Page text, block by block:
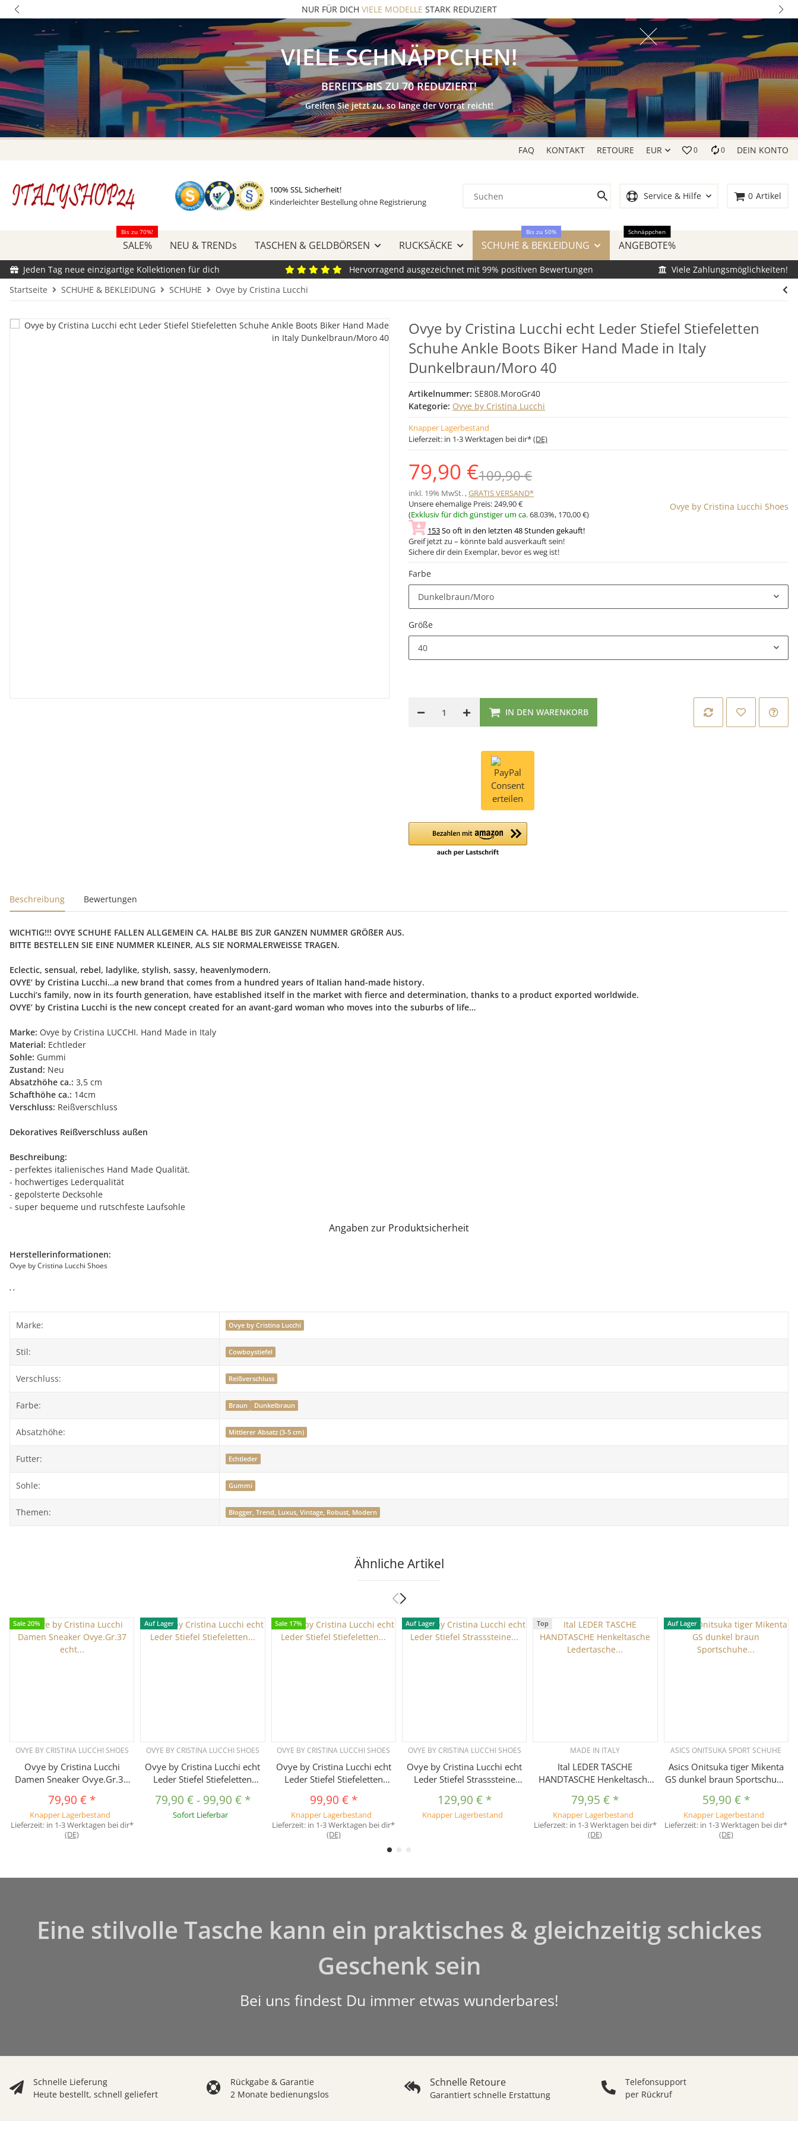
KAUF aufRECHNUNG& AMAZON LOGIN & PAY
VIELE SCHNÄPPCHEN!
BEREITS BIS ZU 70 REDUZIERT!
Greifen Sie jetzt zu, so lange der Vorrat reicht!
FAQ KONTAKT RETOURE EUR 0 0 DEIN KONTO
100% SSL Sicherheit!
Kinderleichter Bestellung ohne Registrierung
Service & Hilfe 0 Artikel
SALE%
Bis zu 70%!
NEU & TRENDs TASCHEN & GELDBÖRSEN RUCKSÄCKE SCHUHE & BEKLEIDUNG
Bis zu 50%
ANGEBOTE%
Schnäppchen
Jeden Tag neue einzigartige Kollektionen für dich Hervorragend ausgezeichnet mit 99% positiven Bewertungen
Viele Zahlungsmöglichkeiten!
Startseite
SCHUHE & BEKLEIDUNG SCHUHE Ovye by Cristina Lucchi
Ovye by Cristina Lucchi echt Leder Stiefel Stiefeletten
Schuhe Ankle Boots Biker Hand Made in Italy
Dunkelbraun/Moro 40
Artikelnummer: SE808.MoroGr40
Kategorie: Ovye by Cristina Lucchi
Knapper Lagerbestand
Lieferzeit: in 1-3 Werktagen bei dir*(DE)
79,90 €109,90 €
inkl. 19% MwSt. ,GRATIS VERSAND*
Unsere ehemalige Preis:249,90 €
(Exklusiv für dich günstiger um ca.68.03%, 170,00 €)
153So oft in den letzten 48 Stunden gekauft!
Greif jetzt zu – könnte bald ausverkauft sein!
Sichere dir dein Exemplar, bevor es weg ist!
Ovye by Cristina Lucchi Shoes
Farbe
Dunkelbraun/Moro
Größe
40
IN DEN WARENKORB
Consent
erteilen
Beschreibung Bewertungen
WICHTIG!!! OVYE SCHUHE FALLEN ALLGEMEIN CA. HALBE BIS ZUR GANZEN NUMMER GRÖßER AUS.
BITTE BESTELLEN SIE EINE NUMMER KLEINER, ALS SIE NORMALERWEISSE TRAGEN.
Eclectic, sensual, rebel, ladylike, stylish, sassy, heavenlymodern.
OVYE’ by Cristina Lucchi…a new brand that comes from a hundred years of Italian hand-made history.
Lucchi’s family, now in its fourth generation, have established itself in the market with fierce and determination, thanks to a product exported worldwide.
OVYE’ by Cristina Lucchi is the new concept created for an avant-gard woman who moves into the suburbs of life…
Marke: Ovye by Cristina LUCCHI. Hand Made in Italy
Material: Echtleder
Sohle: Gummi
Zustand: Neu
Absatzhöhe ca.: 3,5 cm
Schafthöhe ca.: 14cm
Verschluss: Reißverschluss
Dekoratives Reißverschluss außen
Beschreibung:
- perfektes italienisches Hand Made Qualität.
- hochwertiges Lederqualität
- gepolsterte Decksohle
- super bequeme und rutschfeste Laufsohle
Angaben zur Produktsicherheit
Herstellerinformationen:
Ovye by Cristina Lucchi Shoes
, ,
Marke: Ovye by Cristina Lucchi
Stil: Cowboystiefel
Verschluss: Reißverschluss
Farbe: Braun Dunkelbraun
Absatzhöhe: Mittlerer Absatz (3-5 cm)
Futter: Echtleder
Sohle: Gummi
Themen: Blogger, Trend, Luxus, Vintage, Robust, Modern
Ähnliche Artikel
Sale 20%
OVYE BY CRISTINA LUCCHI SHOES
Ovye by Cristina Lucchi
Damen Sneaker Ovye.Gr.37
Strasssteine
79,90 € *
Knapper Lagerbestand
Lieferzeit: in 1-3 Werktagen bei dir*
(DE)
Auf Lager
OVYE BY CRISTINA LUCCHI SHOES
Ovye by Cristina Lucchi echt
Leder Stiefel Stiefeletten
FB850
79,90 €- 99,90 € *
Sofort Lieferbar
Sale 17%
OVYE BY CRISTINA LUCCHI SHOES
Ovye by Cristina Lucchi echt
Leder Stiefel Stiefeletten
99,90 € *
Knapper Lagerbestand
Lieferzeit: in 1-3 Werktagen bei dir*
(DE)
Auf Lager
OVYE BY CRISTINA LUCCHI SHOES
Ovye by Cristina Lucchi echt
Leder Stiefel Strasssteine
Biker Boots Hand Made in
Italy
129,90 € *
Knapper Lagerbestand
Top
MADE IN ITALY
Ital LEDER TASCHE
HANDTASCHE Henkeltasche
Beuteltasche Schultertasche
CrossOver Bowlingbag
79,95 € *
Knapper Lagerbestand
Lieferzeit: in 1-3 Werktagen bei dir*
(DE)
Auf Lager
ASICS ONITSUKA SPORT SCHUHE
Asics Onitsuka tiger Mikenta
GS dunkel braun Sportschuhe
59,90 € *
Knapper Lagerbestand
Lieferzeit: in 1-3 Werktagen bei dir*
(DE)
Eine stilvolle Tasche kann ein praktisches & gleichzeitig schickes
Geschenk sein
Bei uns findest Du immer etwas wunderbares!
Schnelle Lieferung
Heute bestellt, schnell geliefert
Rückgabe & Garantie
2 Monate bedienungslos
Schnelle Retoure
Garantiert schnelle Erstattung
Telefonsupport
per Rückruf